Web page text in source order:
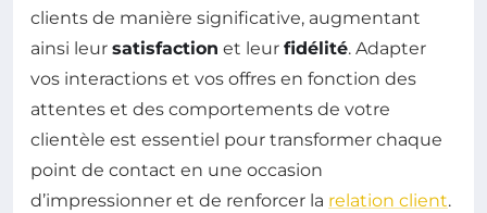
clients de manière significative, augmentant
ainsi leur satisfaction et leur fidélité. Adapter
vos interactions et vos offres en fonction des
attentes et des comportements de votre
clientèle est essentiel pour transformer chaque
point de contact en une occasion
d’impressionner et de renforcer la relation client.